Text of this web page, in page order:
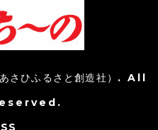
さひふるさと創造社） . All